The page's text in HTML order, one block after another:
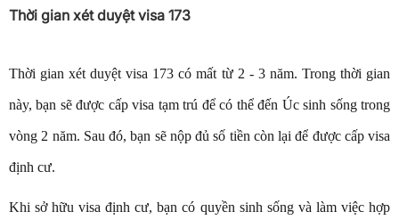
Thời gian xét duyệt visa 173
Thời gian xét duyệt visa 173 có mất từ 2 - 3 năm. Trong thời gian
này, bạn sẽ được cấp visa tạm trú để có thể đến Úc sinh sống trong
vòng 2 năm. Sau đó, bạn sẽ nộp đủ số tiền còn lại để được cấp visa
định cư.
Khi sở hữu visa định cư, bạn có quyền sinh sống và làm việc hợp